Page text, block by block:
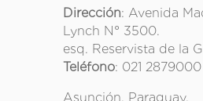
Dirección: Avenida
Lynch N° 3500.
esq. Reservista de la
Teléfono: 021 2879000
Asunción, Paraguay.